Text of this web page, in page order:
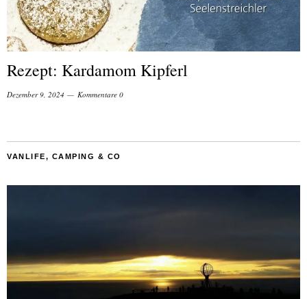
Rezept: Kardamom Kipferl
Dezember 9, 2024 Kommentare 0
VANLIFE, CAMPING & CO